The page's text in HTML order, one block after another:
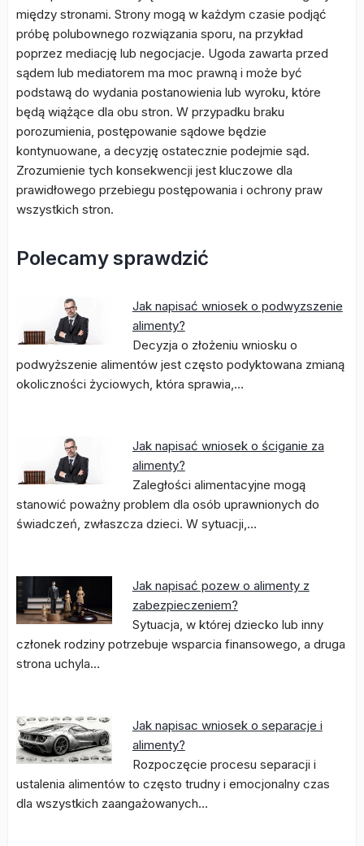
między stronami. Strony mogą w każdym czasie podjąć
próbę polubownego rozwiązania sporu, na przykład
poprzez mediację lub negocjacje. Ugoda zawarta przed
sądem lub mediatorem ma moc prawną i może być
podstawą do wydania postanowienia lub wyroku, które
będą wiążące dla obu stron. W przypadku braku
porozumienia, postępowanie sądowe będzie
kontynuowane, a decyzję ostatecznie podejmie sąd.
Zrozumienie tych konsekwencji jest kluczowe dla
prawidłowego przebiegu postępowania i ochrony praw
wszystkich stron.
Polecamy sprawdzić
Jak napisać wniosek o podwyzszenie
alimenty?
Decyzja o złożeniu wniosku o
podwyższenie alimentów jest często podyktowana zmianą
okoliczności życiowych, która sprawia,…
Jak napisać wniosek o ściganie za
alimenty?
Zaległości alimentacyjne mogą
stanowić poważny problem dla osób uprawnionych do
świadczeń, zwłaszcza dzieci. W sytuacji,…
Jak napisać pozew o alimenty z
zabezpieczeniem?
Sytuacja, w której dziecko lub inny
członek rodziny potrzebuje wsparcia finansowego, a druga
strona uchyla…
Jak napisac wniosek o separacje i
alimenty?
Rozpoczęcie procesu separacji i
ustalenia alimentów to często trudny i emocjonalny czas
dla wszystkich zaangażowanych…